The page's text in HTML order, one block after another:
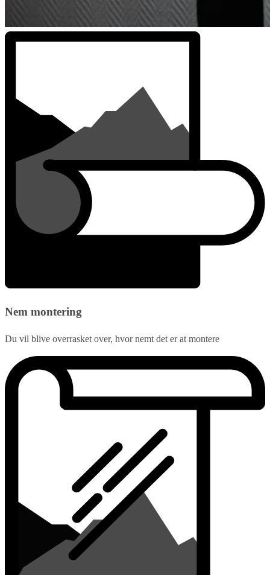
Nem montering
Du vil blive overrasket over, hvor nemt det er at montere